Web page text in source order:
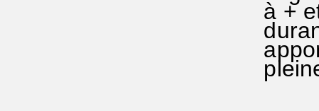
à +